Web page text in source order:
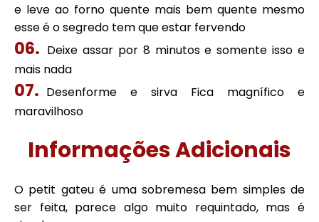
e leve ao forno quente mais bem quente mesmo
esse é o segredo tem que estar fervendo
Deixe assar por 8 minutos e somente isso e
mais nada
Desenforme e sirva Fica magnífico e
maravilhoso
Informações Adicionais
O petit gateu é uma sobremesa bem simples de
ser feita, parece algo muito requintado, mas é